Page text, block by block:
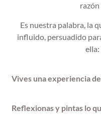
razón
Es nuestra palabra, la
influido, persuadido
ella:
Vives una experiencia
Reflexionas y pintas lo